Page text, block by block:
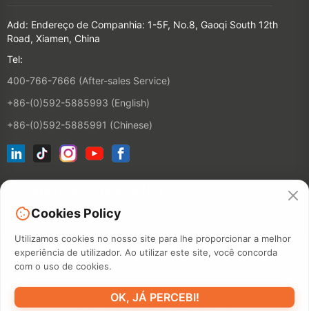
Add: Endereço de Companhia: 1-5F, No.8, Gaoqi South 12th
Road, Xiamen, China
Tel:
400-766-7666 (After-sales Service)
+86-(0)592-5885993 (English)
+86-(0)592-5885991 (Chinese)
©2026 XIAMEN HANIN CO., LTD.POLÍTICA DE PRIVACIDADE
Cookies Policy
Utilizamos cookies no nosso site para lhe proporcionar a melhor
experiência de utilizador. Ao utilizar este site, você concorda
com o uso de cookies.
OK, JÁ PERCEBI!